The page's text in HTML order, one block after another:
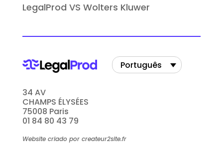
LegalProd VS Wolters Kluwer
34 AV
CHAMPS ÉLYSÉES
75008 Paris
01 84 80 43 79
Website criado por createur2site.fr
Português